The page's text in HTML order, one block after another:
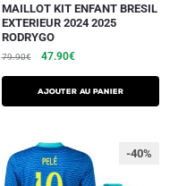
MAILLOT KIT ENFANT BRESIL
EXTERIEUR 2024 2025
RODRYGO
79.90€ 47.90€
AJOUTER AU PANIER
-40%